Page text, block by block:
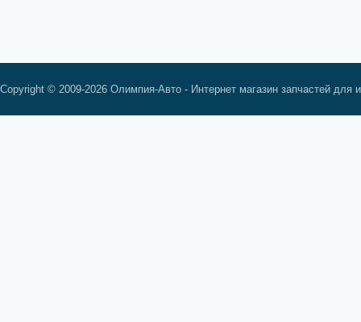
Copyright © 2009-2026 Олимпия-Авто - Интернет магазин запчастей для